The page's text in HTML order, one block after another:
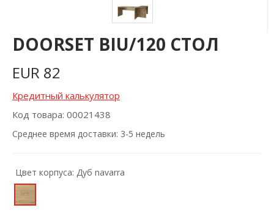
DOORSET BIU/120 СТОЛ
EUR 82
Кредитный калькулятор
Код товара: 00021438
Cреднее время доставки: 3-5 недель
Цвет корпусa: Дуб navarra